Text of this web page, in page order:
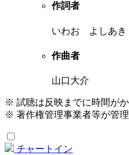
作詞者
いわお よしあき
作曲者
山口大介
※ 試聴は反映までに時間がか
※ 著作権管理事業者等が管
チャートイン